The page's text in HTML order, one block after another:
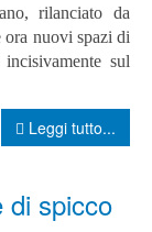
rilanciato da
nuovi spazi di
sul
Leggi tutto...
di spicco